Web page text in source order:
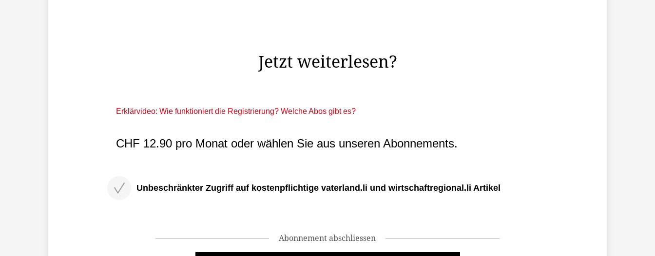
Jetzt weiterlesen?
Erklärvideo: Wie funktioniert die Registrierung? Welche Abos gibt es?
CHF 12.90 pro Monat oder wählen Sie aus unseren Abonnements.
Unbeschränkter Zugriff auf kostenpflichtige vaterland.li und wirtschaftregional.li Artikel
Abonnement abschliessen